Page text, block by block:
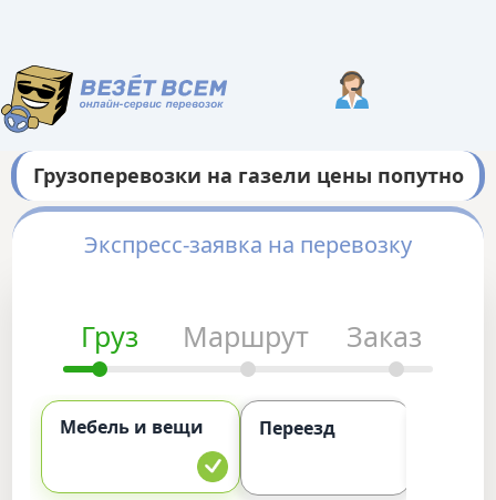
Грузоперевозки на газели цены попутно
Экспресс-заявка на перевозку
Груз Маршрут Заказ
Мебель и вещи Переезд